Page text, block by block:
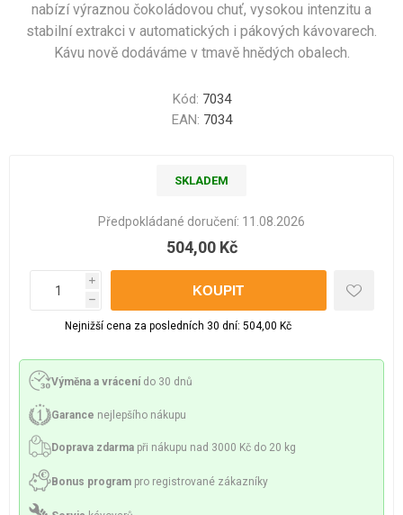
nabízí výraznou čokoládovou chuť, vysokou intenzitu a
stabilní extrakci v automatických i pákových kávovarech.
Kávu nově dodáváme v tmavě hnědých obalech.
Kód: 7034
EAN: 7034
SKLADEM
Předpokládané doručení: 11.08.2026
504,00 Kč
i
h
Nejnižší cena za posledních 30 dní: 504,00 Kč
Výměna a vrácení do 30 dnů
Garance nejlepšího nákupu
Doprava zdarma při nákupu nad 3000 Kč do 20 kg
Bonus program pro registrované zákazníky